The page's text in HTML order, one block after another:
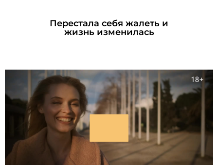
Перестала себя жалеть и
жизнь изменилась